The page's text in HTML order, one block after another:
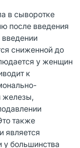
в сыворотке
после введения
сниженной до
у женщин
к
железы,
также
является
у большинства